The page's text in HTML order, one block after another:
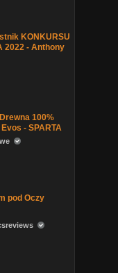
KONKURSU
2022 - Anthony
100%
- SPARTA
pod Oczy